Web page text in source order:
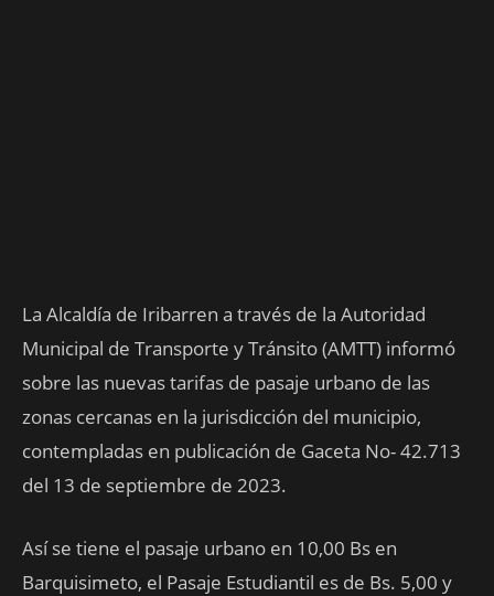
La Alcaldía de Iribarren a través de la Autoridad
Municipal de Transporte y Tránsito (AMTT) informó
sobre las nuevas tarifas de pasaje urbano de las
zonas cercanas en la jurisdicción del municipio,
contempladas en publicación de Gaceta No- 42.713
del 13 de septiembre de 2023.
Así se tiene el pasaje urbano en 10,00 Bs en
Barquisimeto, el Pasaje Estudiantil es de Bs. 5,00 y